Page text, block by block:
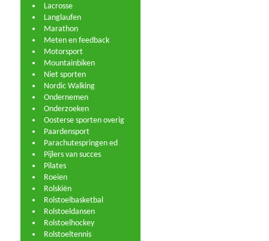
Lacrosse
Langlaufen
Marathon
Meten en feedback
Motorsport
Mountainbiken
Niet sporten
Nordic Walking
Ondernemen
Onderzoeken
Oosterse sporten overig
Paardensport
Parachutespringen ed
Pijlers van succes
Pilates
Roeien
Rolskiën
Rolstoelbasketbal
Rolstoeldansen
Rolstoelhockey
Rolstoeltennis